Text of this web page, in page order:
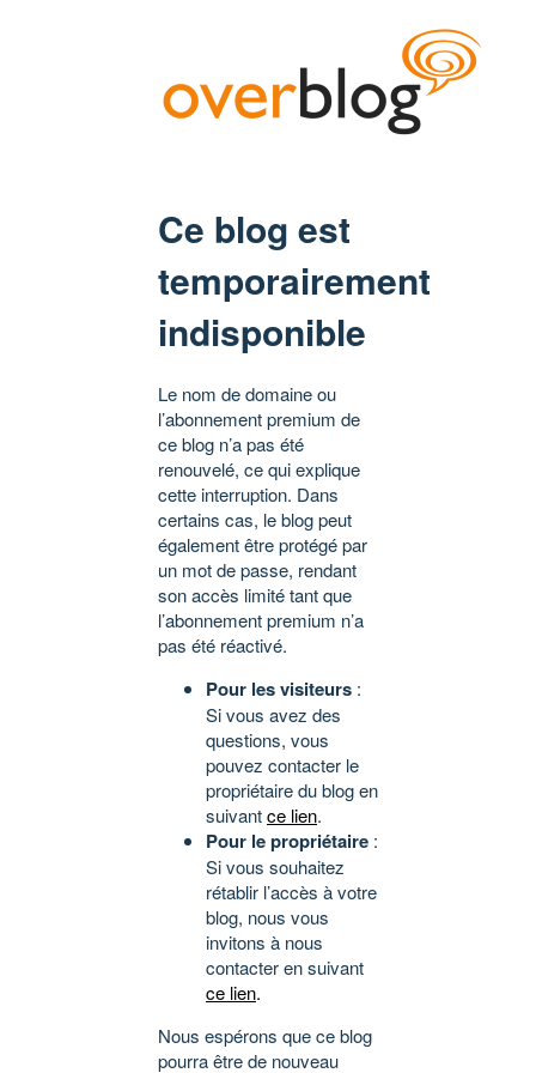
Ce blog est
temporairement
indisponible
Le nom de domaine ou
l’abonnement premium de
ce blog n’a pas été
renouvelé, ce qui explique
cette interruption. Dans
certains cas, le blog peut
également être protégé par
un mot de passe, rendant
son accès limité tant que
l’abonnement premium n’a
pas été réactivé.
Pour les visiteurs :
Si vous avez des
questions, vous
pouvez contacter le
propriétaire du blog en
suivantce lien.
Pour le propriétaire :
Si vous souhaitez
rétablir l’accès à votre
blog, nous vous
invitons à nous
contacter en suivant
ce lien.
Nous espérons que ce blog
pourra être de nouveau